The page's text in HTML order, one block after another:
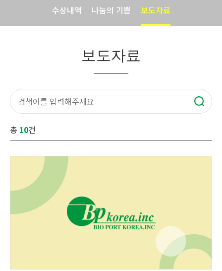
수상내역 나눔의 기쁨 보도자료
보도자료
총 10건